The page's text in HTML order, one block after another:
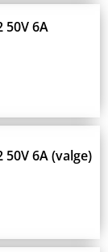
50V 6A
6A (valge)